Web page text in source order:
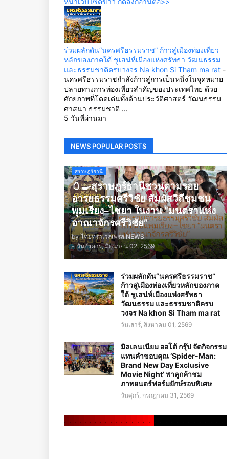
ร่วมผลักดัน“นครศรีธรรมราช” ก้าวสู่เมืองท่องเที่ยว
หลักของภาคใต้ ชูเสน่ห์เมืองแห่งศรัทธา วัฒนธรรม
และธรรมชาติครบวงจร Na khon Si Tham ma rat -
นครศรีธรรมราชกำลังก้าวสู่การเป็นหนึ่งในจุดหมาย
ปลายทางการท่องเที่ยวสำคัญของประเทศไทย ด้วย
ศักยภาพที่โดดเด่นทั้งด้านประวัติศาสตร์ วัฒนธรรม
ศาสนา ธรรมชาติ ...
5 วันที่ผ่านมา
NEWS POPULAR POSTS
สุราษฎร์ธานี
🥚🍳สุราษฎร์ธานีชวนตามรอย
อารยธรรมศรีวิชัย สัมผัสวิถีชุมชน
พุมเรียง–ไชยา ในงาน “มนตราแห่ง
อาณาจักรศรีวิชัย”
by ไทยทราเวลเพรส NEWS
- วันอังคาร, มิถุนายน 02, 2569
ร่วมผลักดัน“นครศรีธรรมราช”
ก้าวสู่เมืองท่องเที่ยวหลักของภาค
ใต้ ชูเสน่ห์เมืองแห่งศรัทธา
วัฒนธรรม และธรรมชาติครบ
วงจร Na khon Si Tham ma rat
วันเสาร์, สิงหาคม 01, 2569
มิลเลนเนียม ออโต้ กรุ๊ป จัดกิจกรรม
แทนคำขอบคุณ ‘Spider-Man:
Brand New Day Exclusive
Movie Night’ พาลูกค้าชม
ภาพยนตร์ฟอร์มยักษ์รอบพิเศษ
วันศุกร์, กรกฎาคม 31, 2569
. . . . . . . . . . . . . . . . .